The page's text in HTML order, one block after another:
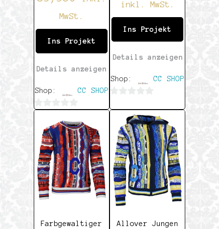
MwSt.
Ins Projekt
Details anzeigen
Shop: CC SHOP
0
von
inkl. MwSt.
Ins Projekt
Details anzeigen
Shop: CC SHOP
Farbgewaltiger
Allover Jungen